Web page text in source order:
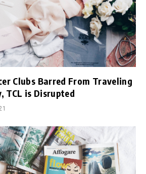
Clubs Barred From Traveling
TCL is Disrupted